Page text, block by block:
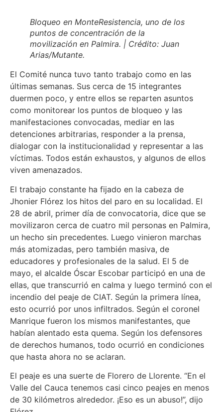
Bloqueo en MonteResistencia, uno de los
puntos de concentración de la
movilización en Palmira. | Crédito: Juan
Arias/Mutante.
El Comité nunca tuvo tanto trabajo como en las
últimas semanas. Sus cerca de 15 integrantes
duermen poco, y entre ellos se reparten asuntos
como monitorear los puntos de bloqueo y las
manifestaciones convocadas, mediar en las
detenciones arbitrarias, responder a la prensa,
dialogar con la institucionalidad y representar a las
víctimas. Todos están exhaustos, y algunos de ellos
viven amenazados.
El trabajo constante ha fijado en la cabeza de
Jhonier Flórez los hitos del paro en su localidad. El
28 de abril, primer día de convocatoria, dice que se
movilizaron cerca de cuatro mil personas en Palmira,
un hecho sin precedentes. Luego vinieron marchas
más atomizadas, pero también masiva, de
educadores y profesionales de la salud. El 5 de
mayo, el alcalde Óscar Escobar participó en una de
ellas, que transcurrió en calma y luego terminó con el
incendio del peaje de CIAT. Según la primera línea,
esto ocurrió por unos infiltrados. Según el coronel
Manrique fueron los mismos manifestantes, que
habían alentado esta quema. Según los defensores
de derechos humanos, todo ocurrió en condiciones
que hasta ahora no se aclaran.
El peaje es una suerte de Florero de Llorente. “En el
Valle del Cauca tenemos casi cinco peajes en menos
de 30 kilómetros alrededor. ¡Eso es un abuso!”, dijo